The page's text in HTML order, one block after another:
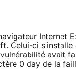
Internet
Celui-ci
avait
0 day de la